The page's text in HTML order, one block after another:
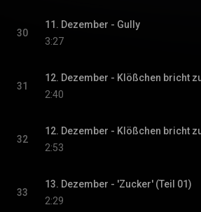
30
11. Dezember - Gully
3:27
31
12. Dezember - Klößchen bricht
2:40
32
12. Dezember - Klößchen bricht
2:53
33
13. Dezember - 'Zucker' (Teil 01)
2:29